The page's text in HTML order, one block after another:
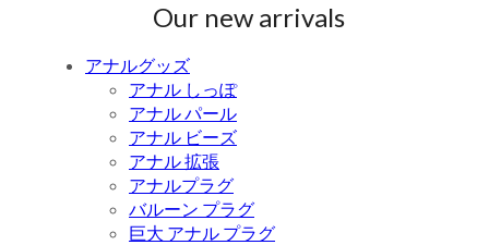
Our new arrivals
アナルグッズ
アナル しっぽ
アナル パール
アナル ビーズ
アナル 拡張
アナルプラグ
バルーン プラグ
巨大 アナル プラグ